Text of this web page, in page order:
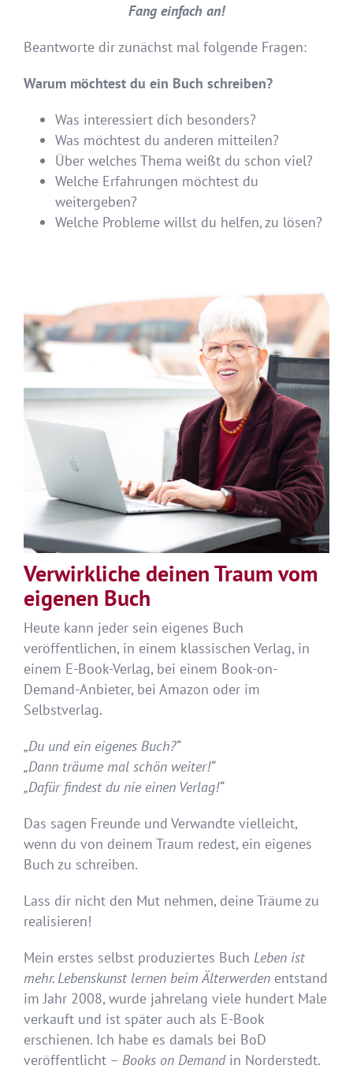
Fang einfach an!
Beantworte dir zunächst mal folgende Fragen:
Warum möchtest du ein Buch schreiben?
Was interessiert dich besonders?
Was möchtest du anderen mitteilen?
Über welches Thema weißt du schon viel?
Welche Erfahrungen möchtest du
weitergeben?
Welche Probleme willst du helfen, zu lösen?
Verwirkliche deinen Traum vom
eigenen Buch
Heute kann jeder sein eigenes Buch
veröffentlichen, in einem klassischen Verlag, in
einem E-Book-Verlag, bei einem Book-on-
Demand-Anbieter, bei Amazon oder im
Selbstverlag.
„Du und ein eigenes Buch?“
„Dann träume mal schön weiter!“
„Dafür findest du nie einen Verlag!“
Das sagen Freunde und Verwandte vielleicht,
wenn du von deinem Traum redest, ein eigenes
Buch zu schreiben.
Lass dir nicht den Mut nehmen, deine Träume zu
realisieren!
Mein erstes selbst produziertes Buch Leben ist
mehr. Lebenskunst lernen beim Älterwerden entstand
im Jahr 2008, wurde jahrelang viele hundert Male
verkauft und ist später auch als E-Book
erschienen. Ich habe es damals bei BoD
veröffentlicht – Books on Demandin Norderstedt.